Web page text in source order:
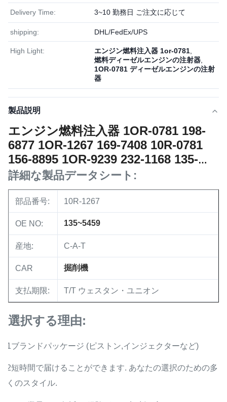
Delivery Time: 3~10 勤務日 ご注文に応じて
shipping: DHL/FedEx/UPS
High Light: エンジン燃料注入器 1or-0781
燃料ディーゼルエンジンの注射器
1OR-0781 ディーゼルエンジンの注射
器
製品説明
エンジン燃料注入器 1OR-0781 198-
6877 1OR-1267 169-7408 10R-0781
156-8895 1OR-9239 232-1168 135-
5459
詳細な製品データシート:
部品番号: 10R-1267
OE NO: 135~5459
産地: C-A-T
CAR 掘削機
支払期限: T/T ウェスタン・ユニオン
選択する理由:
1ブランドパッケージ (ピストン,インジェクターなど)
2短時間で届けることができます. あなたの選択のための多
くのスタイル.